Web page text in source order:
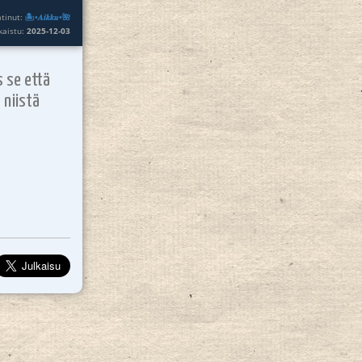
🏝️•𝑨𝒊𝒌𝒌𝒖•🌺
2025-12-03
se että
niistä